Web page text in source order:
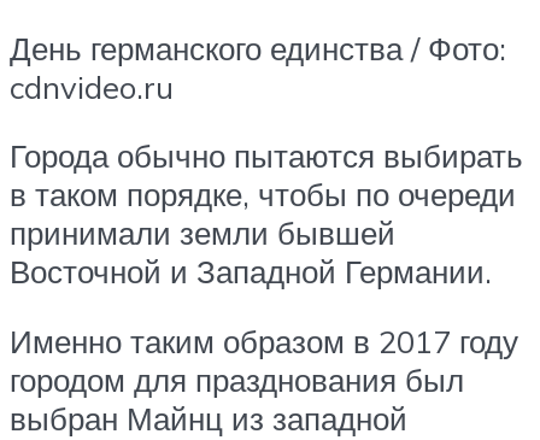
День германского единства / Фото:
cdnvideo.ru
Города обычно пытаются выбирать
в таком порядке, чтобы по очереди
принимали земли бывшей
Восточной и Западной Германии.
Именно таким образом в 2017 году
городом для празднования был
выбран Майнц из западной